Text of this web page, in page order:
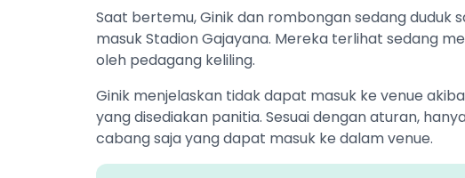
Saat bertemu, Ginik dan rombongan sedang duduk
masuk Stadion Gajayana. Mereka terlihat sedang
oleh pedagang keliling.
Ginik menjelaskan tidak dapat masuk ke venue
yang disediakan panitia. Sesuai dengan aturan,
cabang saja yang dapat masuk ke dalam venue.